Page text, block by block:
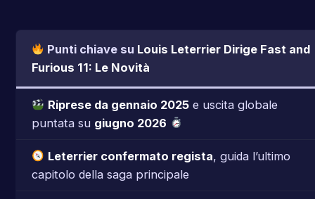
Punti chiave su Louis Leterrier Dirige Fast and
Furious 11: Le Novità
Riprese da gennaio 2025 e uscita globale
puntata su giugno 2026
Leterrier confermato regista, guida l’ultimo
capitolo della saga principale